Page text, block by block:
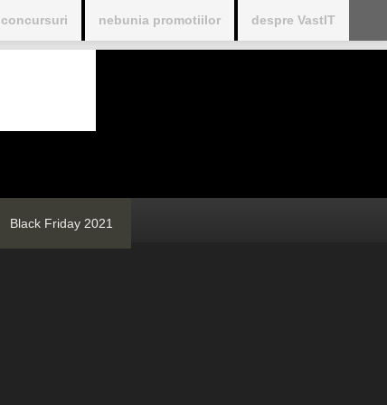
concursuri nebunia promotiilor despre VastIT
Black Friday 2021